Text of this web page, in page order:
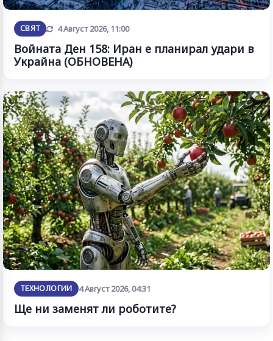
СВЯТ Обновена
4 Август 2026, 11:00
Войната Ден 158: Иран е планирал удари в
Украйна (ОБНОВЕНА)
ТЕХНОЛОГИИ 4 Август 2026, 04:31
Ще ни заменят ли роботите?